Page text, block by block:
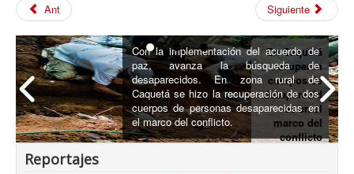
Ant Siguiente
En Caquetá
recuperan
cuerpos de
desaparecid
os en el
marco del
conflicto
Con la implementación del acuerdo de
paz, avanza la búsqueda de
desaparecidos. En zona rural de
Caquetá se hizo la recuperación de dos
cuerpos de personas desaparecidas en
el marco del conflicto.
Reportajes